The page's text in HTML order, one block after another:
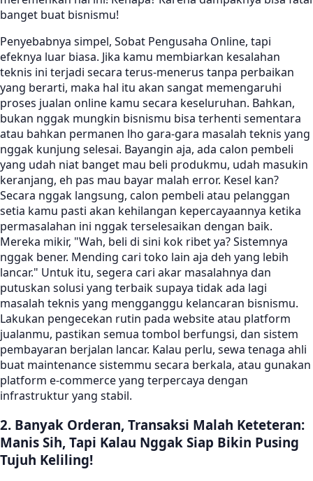
banget buat bisnismu!
Penyebabnya simpel, Sobat Pengusaha Online, tapi
efeknya luar biasa. Jika kamu membiarkan kesalahan
teknis ini terjadi secara terus-menerus tanpa perbaikan
yang berarti, maka hal itu akan sangat memengaruhi
proses jualan online kamu secara keseluruhan. Bahkan,
bukan nggak mungkin bisnismu bisa terhenti sementara
atau bahkan permanen lho gara-gara masalah teknis yang
nggak kunjung selesai. Bayangin aja, ada calon pembeli
yang udah niat banget mau beli produkmu, udah masukin
keranjang, eh pas mau bayar malah error. Kesel kan?
Secara nggak langsung, calon pembeli atau pelanggan
setia kamu pasti akan kehilangan kepercayaannya ketika
permasalahan ini nggak terselesaikan dengan baik.
Mereka mikir, "Wah, beli di sini kok ribet ya? Sistemnya
nggak bener. Mending cari toko lain aja deh yang lebih
lancar." Untuk itu, segera cari akar masalahnya dan
putuskan solusi yang terbaik supaya tidak ada lagi
masalah teknis yang mengganggu kelancaran bisnismu.
Lakukan pengecekan rutin pada website atau platform
jualanmu, pastikan semua tombol berfungsi, dan sistem
pembayaran berjalan lancar. Kalau perlu, sewa tenaga ahli
buat maintenance sistemmu secara berkala, atau gunakan
platform e-commerce yang terpercaya dengan
infrastruktur yang stabil.
2. Banyak Orderan, Transaksi Malah Keteteran:
Manis Sih, Tapi Kalau Nggak Siap Bikin Pusing
Tujuh Keliling!